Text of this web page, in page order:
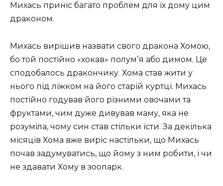
Михась приніс багато проблем для їх дому цим
драконом.
Михась вирішив назвати свого дракона Хомою,
бо той постійно «хокав» полумʼя або димом. Це
сподобалось дракончику. Хома став жити у
нього під ліжком на його старій куртці. Михась
постійно годував його різними овочами та
фруктами, чим дуже дивував маму, яка не
розуміла, чому син став стільки їсти. За декілька
місяців Хома вже виріс настільки, що Михась
почав задумуватись, що йому з ним робити, і чи
не здавати Хому в зоопарк.